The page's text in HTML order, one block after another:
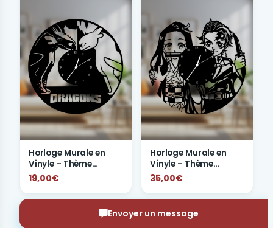
Horloge Murale en
Vinyle – Thème
"Dragons"
19,00€
Horloge Murale en
Vinyle – Thème
Demon Slayer
35,00€
Envoyer un message